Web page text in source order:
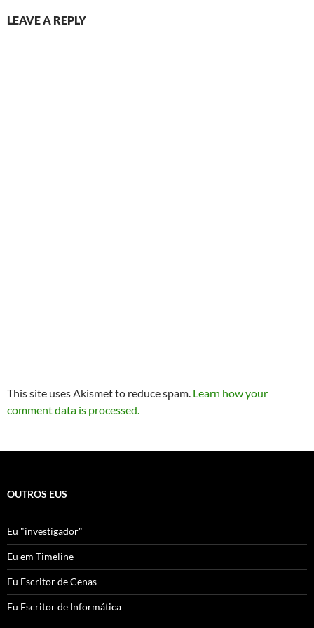
LEAVE A REPLY
This site uses Akismet to reduce spam. Learn how your
comment data is processed.
OUTROS EUS
Eu "investigador"
Eu em Timeline
Eu Escritor de Cenas
Eu Escritor de Informática